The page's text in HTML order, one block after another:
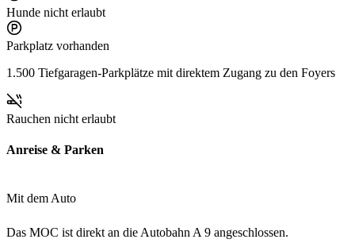
Hunde nicht erlaubt
Parkplatz vorhanden
1.500 Tiefgaragen-Parkplätze mit direktem Zugang zu den Foyers
Rauchen nicht erlaubt
Anreise & Parken
Mit dem Auto
Das MOC ist direkt an die Autobahn A 9 angeschlossen.